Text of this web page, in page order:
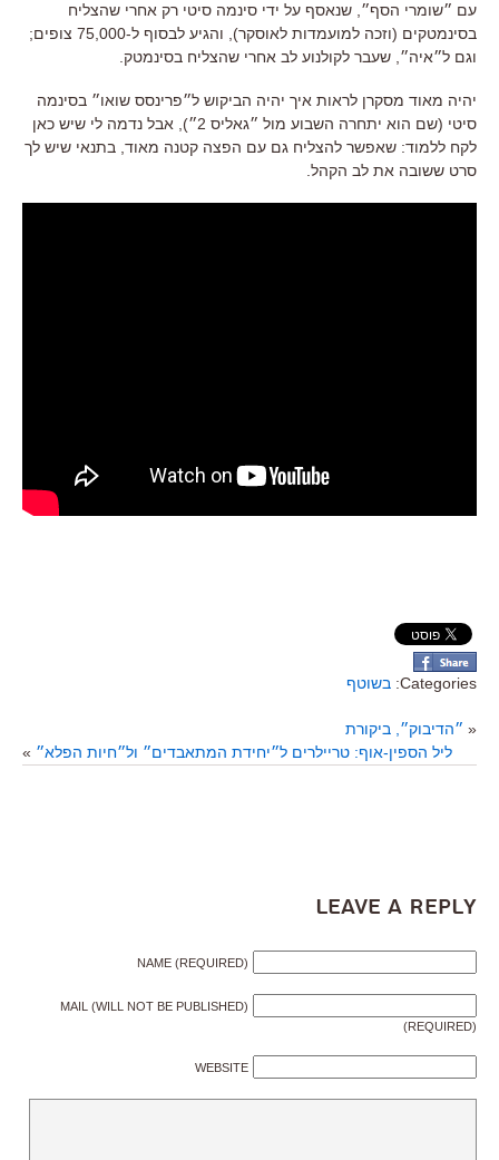
עם ״שומרי הסף״, שנאסף על ידי סינמה סיטי רק אחרי שהצליח
בסינמטקים (וזכה למועמדות לאוסקר), והגיע לבסוף ל-75,000 צופים;
וגם ל״איה״, שעבר לקולנוע לב אחרי שהצליח בסינמטק.
יהיה מאוד מסקרן לראות איך יהיה הביקוש ל״פרינסס שואו״ בסינמה
סיטי (שם הוא יתחרה השבוע מול ״גאליס 2״), אבל נדמה לי שיש כאן
לקח ללמוד: שאפשר להצליח גם עם הפצה קטנה מאוד, בתנאי שיש לך
סרט ששובה את לב הקהל.
Categories: בשוטף
« ״הדיבוק״, ביקורת
ליל הספין-אוף: טריילרים ל״יחידת המתאבדים״ ול״חיות הפלא״ »
Leave a Reply
NAME (REQUIRED)
MAIL (WILL NOT BE PUBLISHED)
(REQUIRED)
WEBSITE